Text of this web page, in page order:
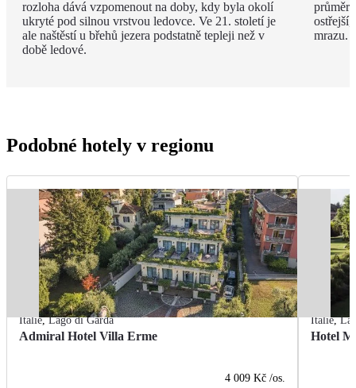
rozloha dává vzpomenout na doby, kdy byla okolí
ukryté pod silnou vrstvou ledovce. Ve 21. století je
ale naštěstí u břehů jezera podstatně tepleji než v
době ledové.
mrazu.
Podobné hotely v regionu
Itálie,Lago di Garda
Admiral Hotel Villa Erme
4 009 Kč /os.
Itálie,
Hotel